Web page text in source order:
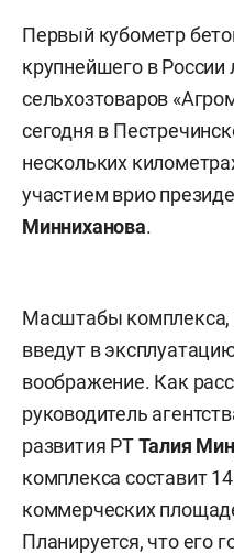
Первый кубометр
крупнейшего в России
сельхозтоваров
сегодня в
нескольких
участием врио
Минниханова.
Масштабы комплекса,
введут в
воображение. Как
руководитель
развития РТТалия
комплекса составит
коммерческих
Планируется, что его